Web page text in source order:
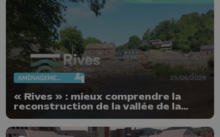
AMÉNAGEMENT DU TERRITOIRE 25/06/2026
« Rives » : mieux comprendre la
reconstruction de la vallée de la
Vesdre